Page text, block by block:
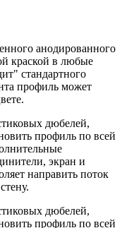
анодированного
краской в любые
стандартного
профиль может
дюбелей,
профиль по всей
экран и
направить поток
дюбелей,
профиль по всей